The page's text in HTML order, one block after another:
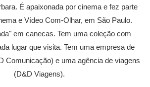
É apaixonada por cinema e fez parte
e Vídeo Com-Olhar, em São Paulo.
em canecas. Tem uma coleção com
lugar que visita. Tem uma empresa de
Comunicação) e uma agência de viagens
(D&D Viagens).